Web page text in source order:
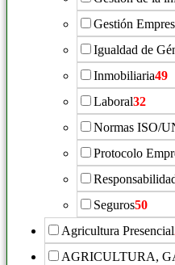
Gestión
Igualdad de
Inmobiliaria49
Laboral32
Normas ISO/
Protocolo
Seguros50
Agricultura Presencial
AGRICULTURA,